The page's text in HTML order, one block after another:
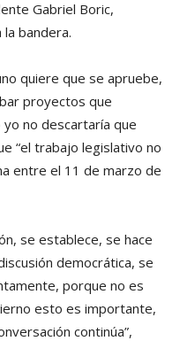
Gabriel Boric,
bandera.
quiere que se apruebe,
proyectos que
no descartaría que
“el trabajo legislativo no
entre el 11 de marzo de
se establece, se hace
democrática, se
porque no es
esto es importante,
continúa”,